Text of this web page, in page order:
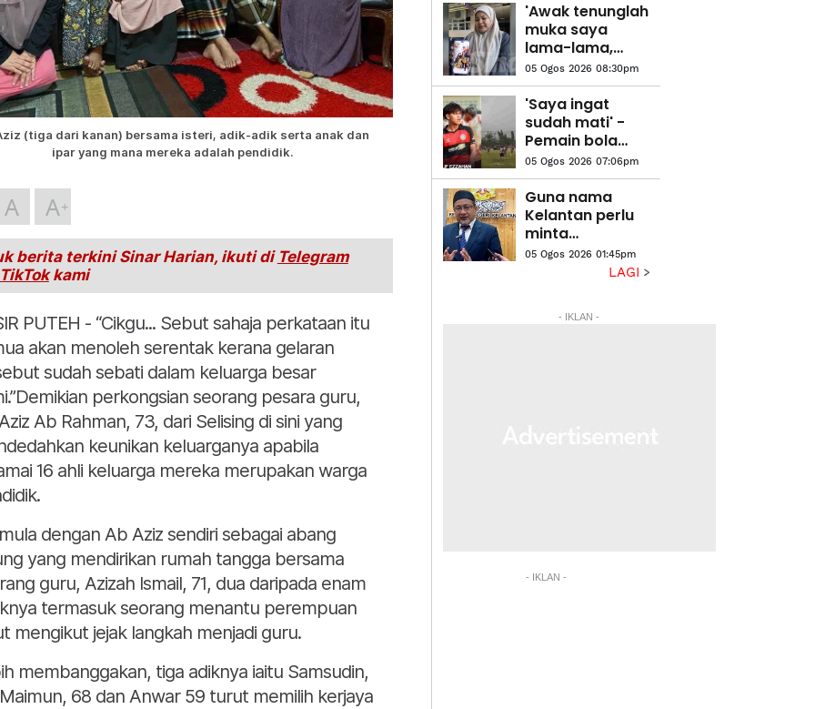
(tiga dari kanan) bersama isteri, adik-adik serta anak dan
ipar yang mana mereka adalah pendidik.
A A
berita terkini Sinar Harian, ikuti di Telegram
TikTokkami
PUTEH - “Cikgu... Sebut sahaja perkataan itu
akan menoleh serentak kerana gelaran
sudah sebati dalam keluarga besar
perkongsian seorang pesara guru,
Ab Rahman, 73, dari Selising di sini yang
keunikan keluarganya apabila
16 ahli keluarga mereka merupakan warga
dengan Ab Aziz sendiri sebagai abang
yang mendirikan rumah tangga bersama
guru, Azizah Ismail, 71, dua daripada enam
termasuk seorang menantu perempuan
mengikut jejak langkah menjadi guru.
membanggakan, tiga adiknya iaitu Samsudin,
68 dan Anwar 59 turut memilih kerjaya
'Awak tenunglah
muka saya
lama-lama,
nanti saya dah
tiada sudah
tidak boleh
tengok'
05 Ogos 2026 08:30pm
'Saya ingat
sudah mati' -
Pemain bola
sepak kongsi
detik cemas
dipanah petir
05 Ogos 2026 07:06pm
Guna nama
Kelantan perlu
minta
kebenaran
kerajaan negeri
05 Ogos 2026 01:45pm
LAGI
- IKLAN -
- IKLAN -